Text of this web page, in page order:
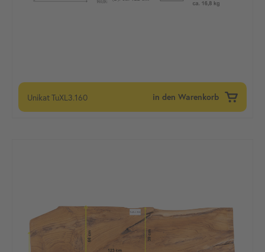
UnikatTuXL3.160 in den Warenkorb